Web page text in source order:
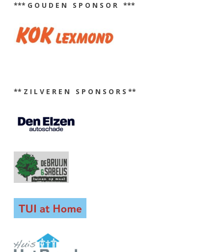
*** G O U D E N S P O N S O R ***
** Z I L V E R E N S P O N S O R S **